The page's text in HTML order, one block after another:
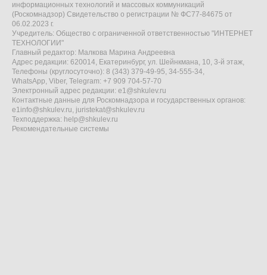
информационных технологий и массовых коммуникаций
(Роскомнадзор) Свидетельство о регистрации № ФС77-84675 от
06.02.2023 г.
Учредитель: Общество с ограниченной ответственностью "ИНТЕРНЕТ
ТЕХНОЛОГИИ"
Главный редактор: Малкова Марина Андреевна
Адрес редакции: 620014, Екатеринбург, ул. Шейнкмана, 10, 3-й этаж,
Телефоны (круглосуточно): 8 (343) 379-49-95, 34-555-34,
WhatsApp, Viber, Telegram: +7 909 704-57-70
Электронный адрес редакции: e1@shkulev.ru
Контактные данные для Роскомнадзора и государственных органов:
e1info@shkulev.ru, juristekat@shkulev.ru
Техподдержка: help@shkulev.ru
Рекомендательные системы